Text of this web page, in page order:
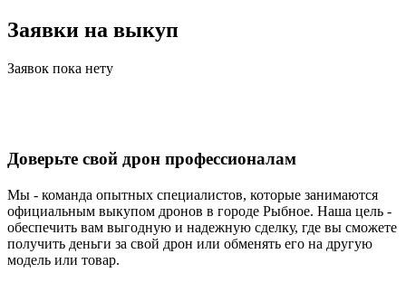
Заявки на выкуп
Заявок пока нету
Доверьте свой дрон профессионалам
Мы - команда опытных специалистов, которые занимаются
официальным выкупом дронов в городе Рыбное. Наша цель -
обеспечить вам выгодную и надежную сделку, где вы сможете
получить деньги за свой дрон или обменять его на другую
модель или товар.